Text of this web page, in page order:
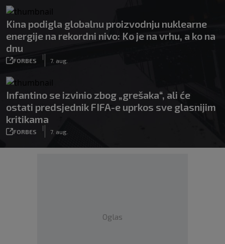
Kina podigla globalnu proizvodnju nuklearne
energije na rekordni nivo: Ko je na vrhu, a ko na
dnu
FORBES
|
7. aug.
Infantino se izvinio zbog „grešaka“, ali će
ostati predsjednik FIFA-e uprkos sve glasnijim
kritikama
FORBES
|
7. aug.
Oglas